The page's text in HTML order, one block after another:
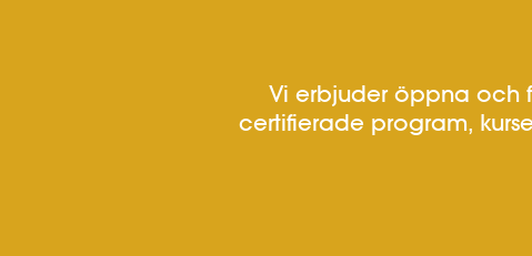
Vi erbjuder öppna och
certifierade program,